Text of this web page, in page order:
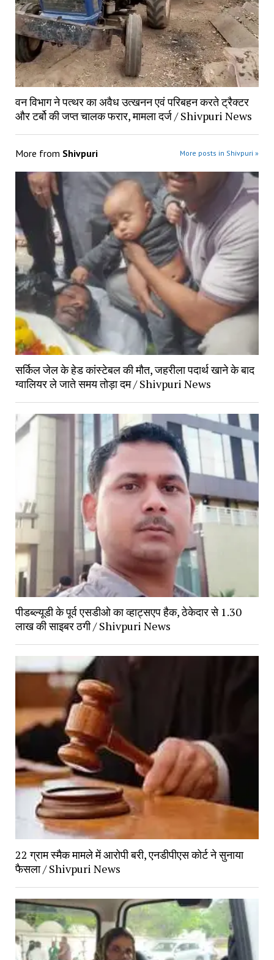
वन विभाग ने पत्थर का अवैध उत्खनन एवं परिबहन करते ट्रैक्टर
और टर्बो की जप्त चालक फरार, मामला दर्ज / Shivpuri News
More from Shivpuri More posts in Shivpuri »
सर्किल जेल के हेड कांस्टेबल की मौत, जहरीला पदार्थ खाने के बाद
ग्वालियर ले जाते समय तोड़ा दम / Shivpuri News
पीडब्ल्यूडी के पूर्व एसडीओ का व्हाट्सएप हैक, ठेकेदार से 1.30
लाख की साइबर ठगी / Shivpuri News
22 ग्राम स्मैक मामले में आरोपी बरी, एनडीपीएस कोर्ट ने सुनाया
फैसला / Shivpuri News